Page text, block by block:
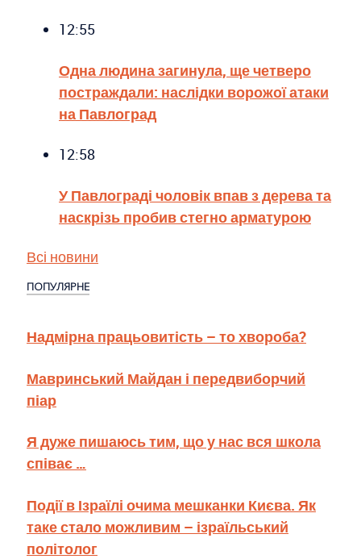
12:55
Одна людина загинула, ще четверо
постраждали: наслідки ворожої атаки
на Павлоград
12:58
У Павлограді чоловік впав з дерева та
наскрізь пробив стегно арматурою
Всі новини
ПОПУЛЯРНЕ
Надмірна працьовитість – то хвороба?
Мавринський Майдан і передвиборчий
піар
Я дуже пишаюсь тим, що у нас вся школа
співає …
Події в Ізраїлі очима мешканки Києва. Як
таке стало можливим – ізраїльський
політолог